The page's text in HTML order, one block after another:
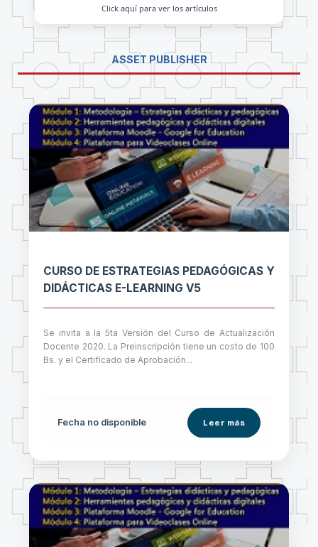
Click aquí para ver los artículos
ASSET PUBLISHER
CURSO DE ESTRATEGIAS PEDAGÓGICAS Y
DIDÁCTICAS E-LEARNING V5
Se invita a la 5ta Versión del Curso de Actualización
Docente 2020. La Preinscripción tiene un costo de 100
Bs. y el Certificado de Aprobación...
Fecha no disponible Leer más